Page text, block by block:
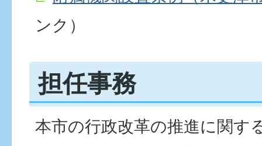
ンク）
担任事務
本市の行政改革の推進に関す